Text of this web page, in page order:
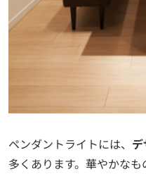
ペンダントライトには、
多くあります。華やかなも